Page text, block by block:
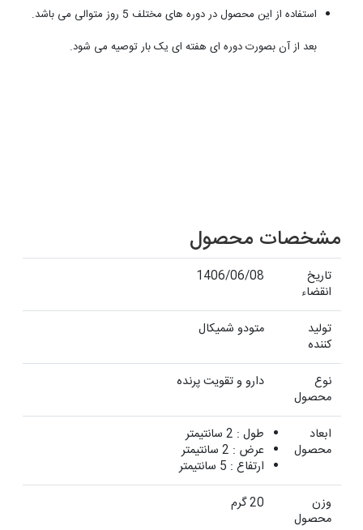
استفاده از این محصول در دوره های مختلف 5 روز متوالی می باشد.
بعد از آن بصورت دوره ای هفته ای یک بار توصیه می شود.
مشخصات محصول
تاریخ
انقضاء
1406/06/08
تولید
کننده
متودو شمیکال
نوع
محصول
دارو و تقویت پرنده
ابعاد
محصول
طول : 2 سانتیمتر
عرض : 2 سانتیمتر
ارتفاع : 5 سانتیمتر
وزن
محصول
20 گرم